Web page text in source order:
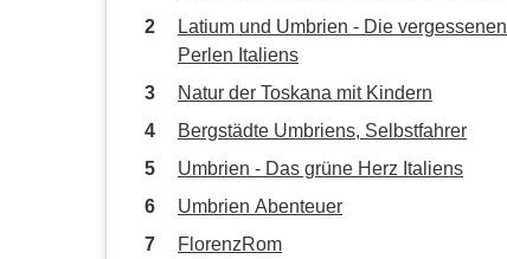
Latium und Umbrien - Die vergessenen
Perlen Italiens
Natur der Toskana mit Kindern
Bergstädte Umbriens, Selbstfahrer
Umbrien - Das grüne Herz Italiens
Umbrien Abenteuer
FlorenzRom